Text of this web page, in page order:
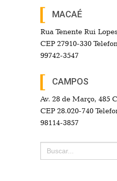
MACAÉ
Rua Tenente Rui
CEP 27910-330
99742-3547
CAMPOS
Av. 28 de Março, 485
CEP 28.020-740
98114-3857
Search
for: